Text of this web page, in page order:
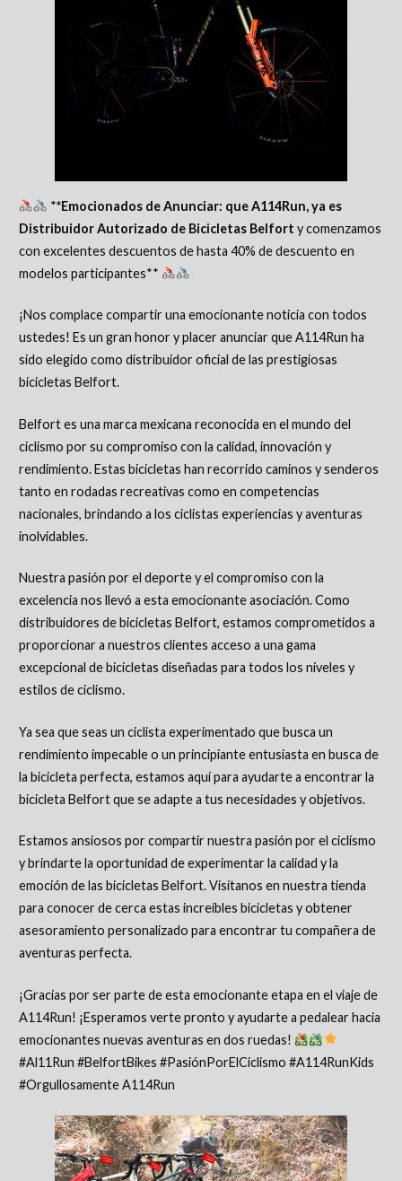
**Emocionados de Anunciar: que A114Run, ya es
Distribuidor Autorizado de Bicicletas Belfort y comenzamos
con excelentes descuentos de hasta 40% de descuento en
modelos participantes**
¡Nos complace compartir una emocionante noticia con todos
ustedes! Es un gran honor y placer anunciar que A114Run ha
sido elegido como distribuidor oficial de las prestigiosas
bicicletas Belfort.
Belfort es una marca mexicana reconocida en el mundo del
ciclismo por su compromiso con la calidad, innovación y
rendimiento. Estas bicicletas han recorrido caminos y senderos
tanto en rodadas recreativas como en competencias
nacionales, brindando a los ciclistas experiencias y aventuras
inolvidables.
Nuestra pasión por el deporte y el compromiso con la
excelencia nos llevó a esta emocionante asociación. Como
distribuidores de bicicletas Belfort, estamos comprometidos a
proporcionar a nuestros clientes acceso a una gama
excepcional de bicicletas diseñadas para todos los niveles y
estilos de ciclismo.
Ya sea que seas un ciclista experimentado que busca un
rendimiento impecable o un principiante entusiasta en busca de
la bicicleta perfecta, estamos aquí para ayudarte a encontrar la
bicicleta Belfort que se adapte a tus necesidades y objetivos.
Estamos ansiosos por compartir nuestra pasión por el ciclismo
y brindarte la oportunidad de experimentar la calidad y la
emoción de las bicicletas Belfort. Visítanos en nuestra tienda
para conocer de cerca estas increíbles bicicletas y obtener
asesoramiento personalizado para encontrar tu compañera de
aventuras perfecta.
¡Gracias por ser parte de esta emocionante etapa en el viaje de
A114Run! ¡Esperamos verte pronto y ayudarte a pedalear hacia
emocionantes nuevas aventuras en dos ruedas!
#Al11Run #BelfortBikes #PasiónPorElCiclismo #A114RunKids
#Orgullosamente A114Run